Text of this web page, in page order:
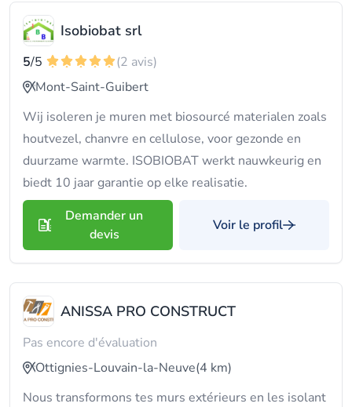
Isobiobat srl
5/5
(2 avis)
Mont-Saint-Guibert
Wij isoleren je muren met biosourcé materialen zoals
houtvezel, chanvre en cellulose, voor gezonde en
duurzame warmte. ISOBIOBAT werkt nauwkeurig en
biedt 10 jaar garantie op elke realisatie.
Demander un
devis
Voir le profil
ANISSA PRO CONSTRUCT
Pas encore d'évaluation
Ottignies-Louvain-la-Neuve(4 km)
Nous transformons tes murs extérieurs en les isolant